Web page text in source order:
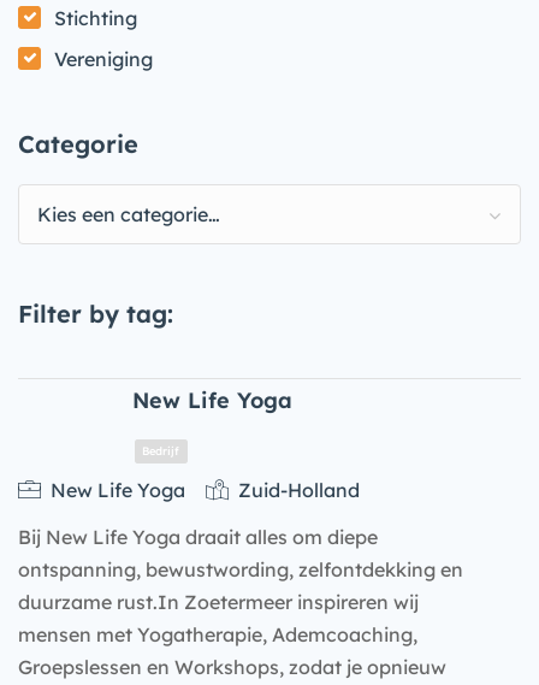
Stichting
Vereniging
Categorie
Kies een categorie…
Filter by tag:
New Life Yoga
New Life Yoga
Zuid-Holland
Bij New Life Yoga draait alles om diepe
ontspanning, bewustwording, zelfontdekking en
duurzame rust.In Zoetermeer inspireren wij
mensen met Yogatherapie, Ademcoaching,
Groepslessen en Workshops, zodat je opnieuw